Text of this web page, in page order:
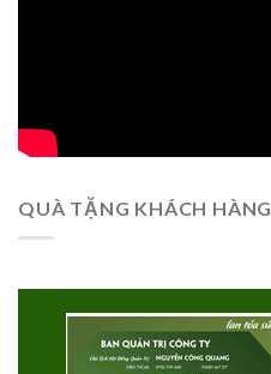
QUÀ TẶNG KHÁCH HÀNG